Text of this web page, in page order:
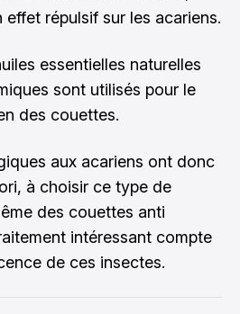
effet répulsif sur les acariens.
essentielles naturelles
sont utilisés pour le
des couettes.
aux acariens ont donc
à choisir ce type de
des couettes anti
intéressant compte
de ces insectes.